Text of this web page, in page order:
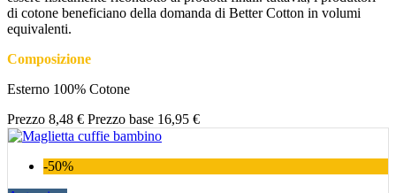
di cotone beneficiano della domanda di Better Cotton in volumi
equivalenti.
Composizione
Esterno 100% Cotone
Prezzo 8,48 € Prezzo base 16,95 €
-50%